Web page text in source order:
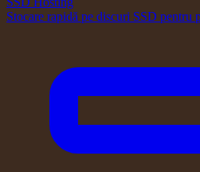
Stocare rapidă pe discuri SSD pentru